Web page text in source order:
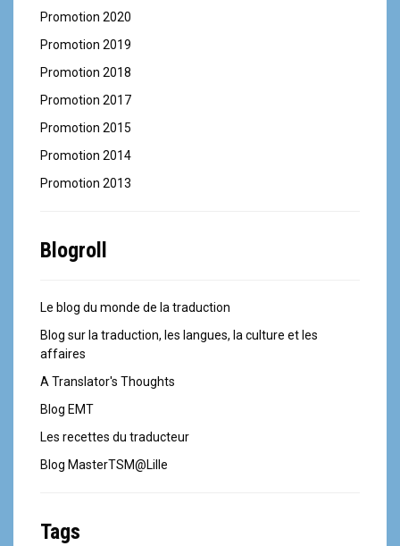
Promotion 2020
Promotion 2019
Promotion 2018
Promotion 2017
Promotion 2015
Promotion 2014
Promotion 2013
Blogroll
Le blog du monde de la traduction
Blog sur la traduction, les langues, la culture et les
affaires
A Translator's Thoughts
Blog EMT
Les recettes du traducteur
Blog MasterTSM@Lille
Tags